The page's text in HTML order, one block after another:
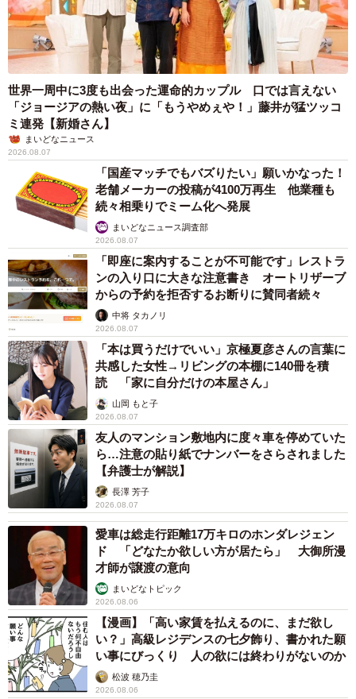
世界一周中に3度も出会った運命的カップル 口では言えない
「ジョージアの熱い夜」に「もうやめぇや！」藤井が猛ツッコ
ミ連発【新婚さん】
まいどなニュース
2026.08.07
「国産マッチでもバズりたい」願いかなった！
老舗メーカーの投稿が4100万再生 他業種も
続々相乗りでミーム化へ発展
まいどなニュース調査部
2026.08.07
「即座に案内することが不可能です」レストラ
ンの入り口に大きな注意書き オートリザーブ
からの予約を拒否するお断りに賛同者続々
中将 タカノリ
2026.08.07
「本は買うだけでいい」京極夏彦さんの言葉に
共感した女性→リビングの本棚に140冊を積
読 「家に自分だけの本屋さん」
山岡 もと子
2026.08.07
友人のマンション敷地内に度々車を停めていた
ら…注意の貼り紙でナンバーをさらされました
【弁護士が解説】
長澤 芳子
2026.08.07
愛車は総走行距離17万キロのホンダレジェン
ド 「どなたか欲しい方が居たら」 大御所漫
才師が譲渡の意向
まいどなトピック
2026.08.06
【漫画】「高い家賃を払えるのに、まだ欲し
い？」高級レジデンスの七夕飾り、書かれた願
い事にびっくり 人の欲には終わりがないのか
松波 穂乃圭
2026.08.06